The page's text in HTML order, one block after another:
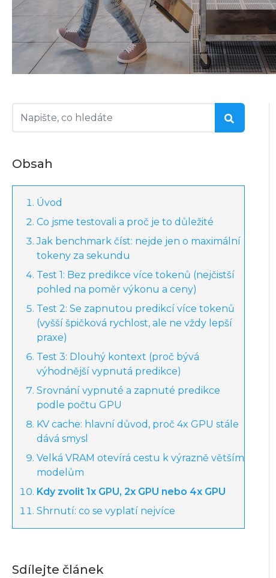
Obsah
Úvod
Co jsme testovali a proč je to důležité
Jak benchmark číst: nejde jen o maximální
tokeny za sekundu
Test 1: Bez predikce více tokenů (nejčistší
pohled na poměr výkonu a ceny)
Test 2: Se zapnutou predikcí více tokenů
(vyšší špičková rychlost, ale ne vždy lepší
praxe)
Test 3: Dlouhý kontext (proč bývá
výhodnější vypnutá predikce)
Srovnání vypnuté a zapnuté predikce
podle počtu GPU
KV cache: hlavní důvod, proč 4x GPU stále
dává smysl
Velká VRAM otevírá cestu k výrazně větším
modelům
Kdy zvolit 1x GPU, 2x GPU nebo 4x GPU
Shrnutí: co se vyplatí nejvíce
Sdílejte článek